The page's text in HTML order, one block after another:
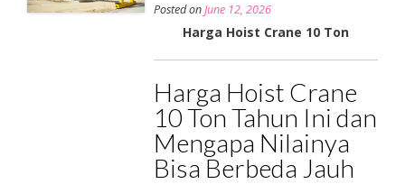
Posted onJune 12, 2026
Harga Hoist Crane 10 Ton
Harga Hoist Crane
10 Ton Tahun Ini dan
Mengapa Nilainya
Bisa Berbeda Jauh